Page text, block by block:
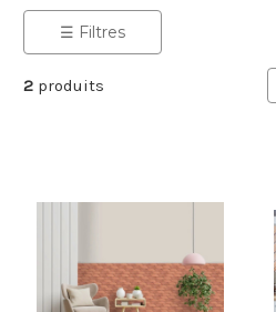
☰ Filtres
2 produits